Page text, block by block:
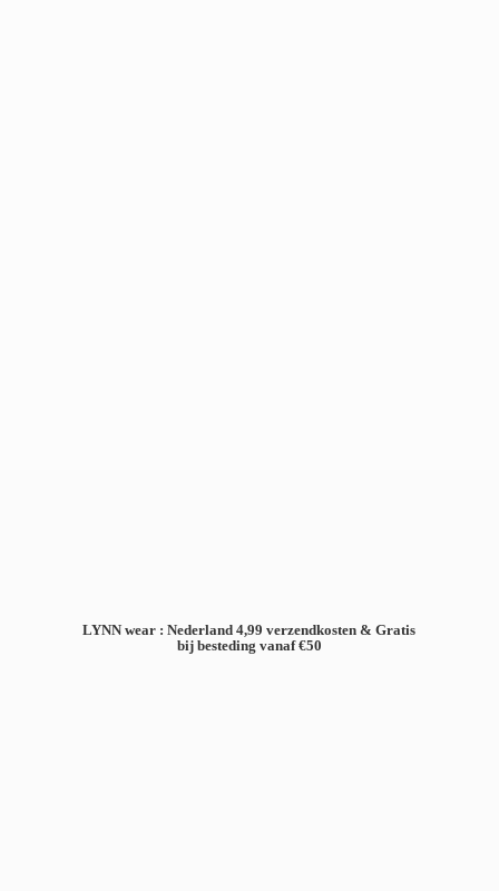
LYNN wear : Nederland 4,99 verzendkosten & Gratis
bij besteding vanaf €50